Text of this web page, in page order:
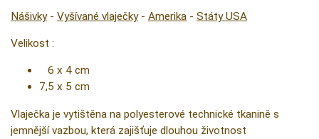
Nášivky- Vyšívané vlaječky- Amerika - Státy USA
Velikost :
6 x 4 cm
7,5 x 5 cm
Vlaječka je vytištěna na polyesterové technické tkanině s
jemnější vazbou, která zajišťuje dlouhou životnost